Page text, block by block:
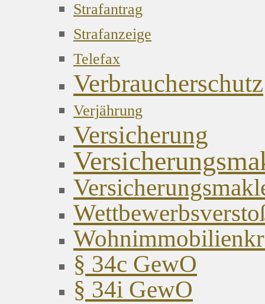
Strafantrag
Strafanzeige
Telefax
Verbraucherschutz
Verjährung
Versicherung
§ 34c GewO
§ 34i GewO